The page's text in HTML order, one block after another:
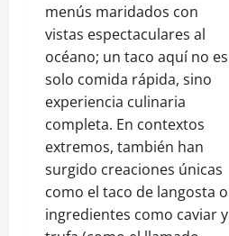
menús maridados con
vistas espectaculares al
océano; un taco aquí no es
solo comida rápida, sino
experiencia culinaria
completa. En contextos
extremos, también han
surgido creaciones únicas
como el taco de langosta o
ingredientes como caviar y